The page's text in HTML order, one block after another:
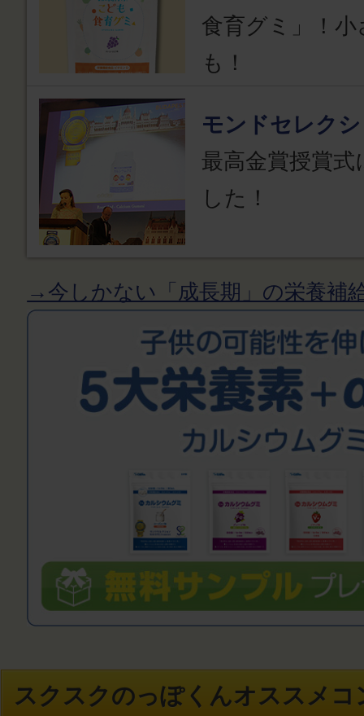
食育グミ」！
も！
モンドセレク
最高金賞授賞
した！
→今しかない「成長期」の栄養補
スクスクのっぽくんオススメコ